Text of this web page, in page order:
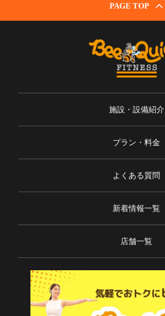
PAGE TOP
施設・設備紹介
プラン・料金
よくある質問
新着情報一覧
店舗一覧